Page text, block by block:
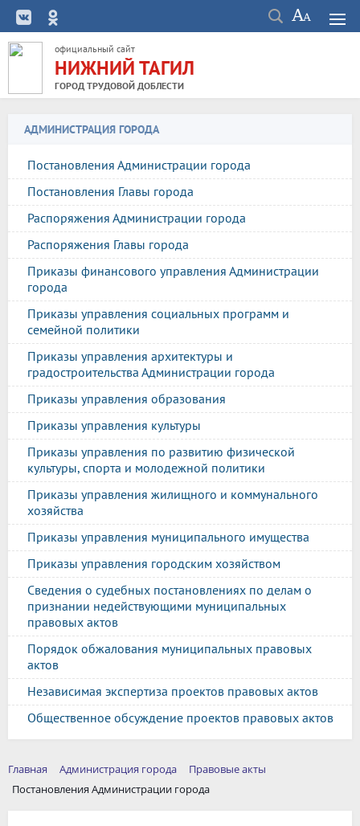
официальный сайт
НИЖНИЙ ТАГИЛ
ГОРОД ТРУДОВОЙ ДОБЛЕСТИ
АДМИНИСТРАЦИЯ ГОРОДА
Постановления Администрации города
Постановления Главы города
Распоряжения Администрации города
Распоряжения Главы города
Приказы финансового управления Администрации
города
Приказы управления социальных программ и
семейной политики
Приказы управления архитектуры и
градостроительства Администрации города
Приказы управления образования
Приказы управления культуры
Приказы управления по развитию физической
культуры, спорта и молодежной политики
Приказы управления жилищного и коммунального
хозяйства
Приказы управления муниципального имущества
Приказы управления городским хозяйством
Сведения о судебных постановлениях по делам о
признании недействующими муниципальных
правовых актов
Порядок обжалования муниципальных правовых
актов
Независимая экспертиза проектов правовых актов
Общественное обсуждение проектов правовых актов
Главная Администрация города
Правовые акты
Постановления Администрации города